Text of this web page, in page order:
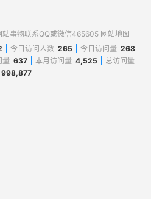
站事物联系QQ或微信465605 网站地图
今日访问人数 265 今日访问量 268
量 637 本月访问量 4,525
总访问量
998,877